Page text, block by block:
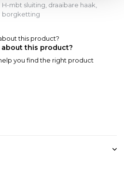
H-mbt sluiting, draaibare haak,
borgketting
about this product?
you find the right product